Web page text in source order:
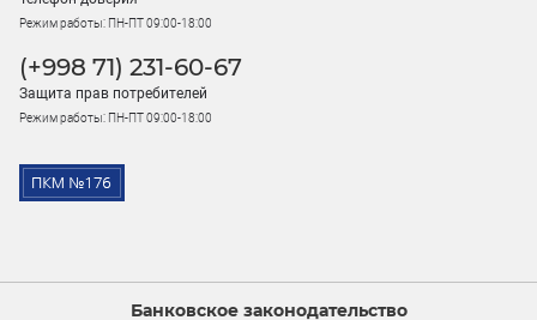
Режим работы: ПН-ПТ 09:00-18:00
(+998 71) 231-60-67
Защита прав потребителей
Режим работы: ПН-ПТ 09:00-18:00
Банковское законодательство